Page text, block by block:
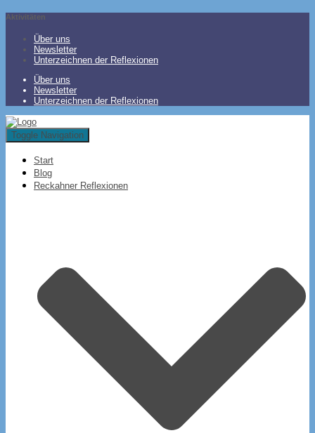
Aktivitäten
Über uns
Newsletter
Unterzeichnen der Reflexionen
Über uns
Newsletter
Unterzeichnen der Reflexionen
Toggle Navigation
Start
Blog
Reckahner Reflexionen